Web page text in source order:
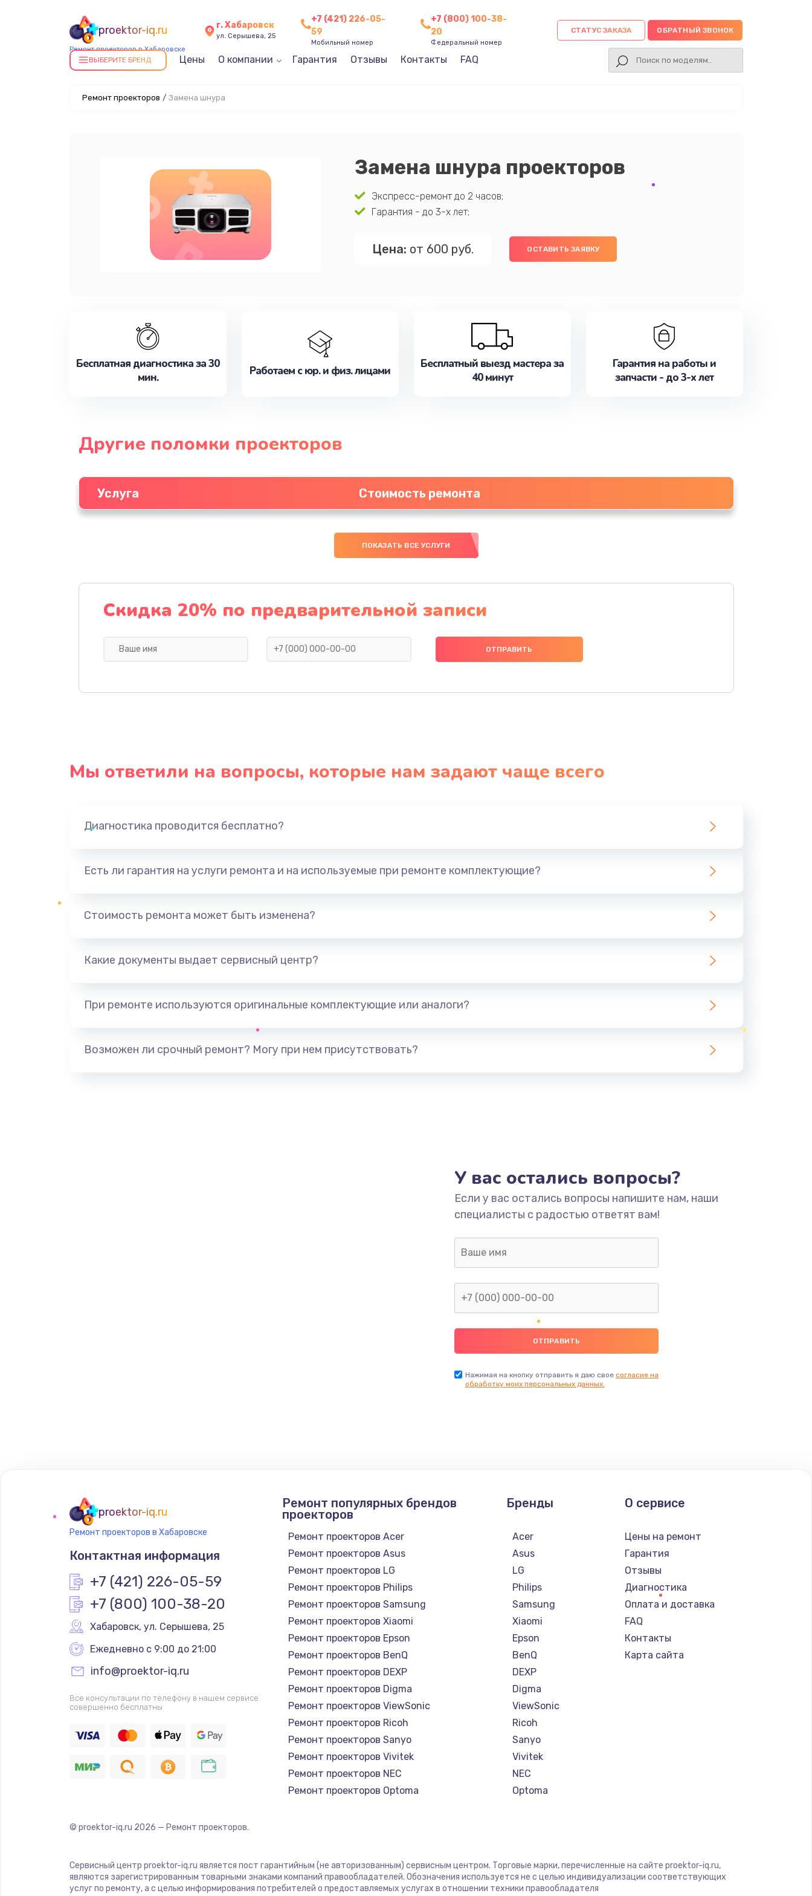
proektor-iq.ru
Ремонт проекторов в Хабаровске
г. Хабаровск
ул. Серышева, 25
+7 (421) 226-05-
59
Мобильный номер
+7 (800) 100-38-
20
Федеральный номер
СТАТУС ЗАКАЗА ОБРАТНЫЙ ЗВОНОК
ВЫБЕРИТЕ БРЕНД Цены О компании Гарантия Отзывы Контакты FAQ
Ремонт проекторов / Замена шнура
Замена шнура проекторов
Экспресс-ремонт до 2 часов;
Гарантия - до 3-х лет;
Цена: от 600 руб. ОСТАВИТЬ ЗАЯВКУ
Бесплатная диагностика за 30
мин.
Работаем с юр. и физ. лицами
Бесплатный выезд мастера за
40 минут
Гарантия на работы и
запчасти - до 3-х лет
Другие поломки проекторов
Услуга Стоимость ремонта
ПОКАЗАТЬ ВСЕ УСЛУГИ
Скидка 20% по предварительной записи
Мы ответили на вопросы, которые нам задают чаще всего
Диагностика проводится бесплатно?
Есть ли гарантия на услуги ремонта и на используемые при ремонте комплектующие?
Стоимость ремонта может быть изменена?
Какие документы выдает сервисный центр?
При ремонте используются оригинальные комплектующие или аналоги?
Возможен ли срочный ремонт? Могу при нем присутствовать?
У вас остались вопросы?
Если у вас остались вопросы напишите нам, наши
специалисты с радостью ответят вам!
Нажимая на кнопку отправить я даю свое согласие на
обработку моих персональных данных.
proektor-iq.ru
Ремонт проекторов в Хабаровске
Контактная информация
+7 (421) 226-05-59
+7 (800) 100-38-20
Хабаровск, ул. Серышева, 25
Ежедневно с 9:00 до 21:00
info@proektor-iq.ru
Все консультации по телефону в нашем сервисе
совершенно бесплатны
Ремонт популярных брендов
проекторов
Ремонт проекторов Acer
Ремонт проекторов Asus
Ремонт проекторов LG
Ремонт проекторов Philips
Ремонт проекторов Samsung
Ремонт проекторов Xiaomi
Ремонт проекторов Epson
Ремонт проекторов BenQ
Ремонт проекторов DEXP
Ремонт проекторов Digma
Ремонт проекторов ViewSonic
Ремонт проекторов Ricoh
Ремонт проекторов Sanyo
Ремонт проекторов Vivitek
Ремонт проекторов NEC
Ремонт проекторов Optoma
Ремонт проекторов Canon
Ремонт проекторов JVC
Бренды
Acer
Asus
LG
Philips
Samsung
Xiaomi
Epson
BenQ
DEXP
Digma
ViewSonic
Ricoh
Sanyo
Vivitek
NEC
Optoma
Canon
JVC
О сервисе
Цены на ремонт
Гарантия
Отзывы
Диагностика
Оплата и доставка
FAQ
Контакты
Карта сайта
© proektor-iq.ru 2026 — Ремонт проекторов.
Сервисный центр proektor-iq.ru является пост гарантийным (не авторизованным) сервисным центром. Торговые марки, перечисленные на сайте proektor-iq.ru,
являются зарегистрированным товарными знаками компаний правообладателей. Обозначения используется не с целью индивидуализации соответствующих
услуг по ремонту, а с целью информирования потребителей о предоставляемых услугах в отношении техники правообладателя